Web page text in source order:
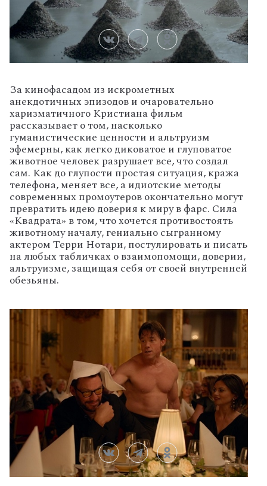
За кинофасадом из искрометных
анекдотичных эпизодов и очаровательно
харизматичного Кристиана фильм
рассказывает о том, насколько
гуманистические ценности и альтруизм
эфемерны, как легко диковатое и глуповатое
животное человек разрушает все, что создал
сам. Как до глупости простая ситуация, кража
телефона, меняет все, а идиотские методы
современных промоутеров окончательно могут
превратить идею доверия к миру в фарс. Сила
«Квадрата» в том, что хочется противостоять
животному началу, гениально сыгранному
актером Терри Нотари, постулировать и писать
на любых табличках о взаимопомощи, доверии,
альтруизме, защищая себя от своей внутренней
обезьяны.